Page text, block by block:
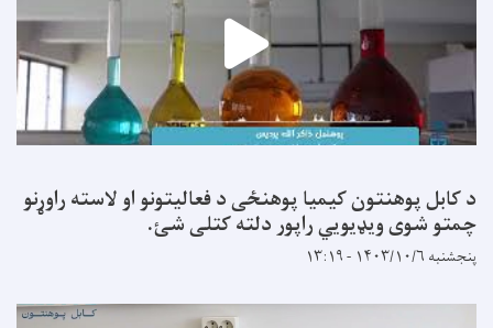
د کابل پوهنتون کیمیا پوهنځی د فعالیتونو او لاسته راوړنو
چمتو شوی ویډیویي راپور دلته کتلی شئ.
پنجشنبه ۱۴۰۳/۱۰/۶ - ۱۳:۱۹